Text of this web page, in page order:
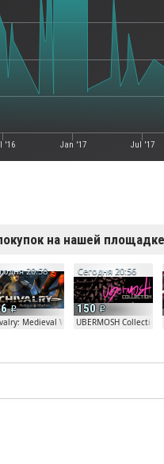
'16 Jan '17 Jul '17
на нашей площадке
20:58
Medieval Warfare
150
Сегодня 20:56
UBERMOSH Collection